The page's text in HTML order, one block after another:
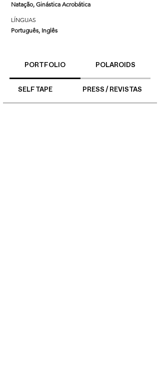
Natação, Ginástica Acrobática
LÍNGUAS
Português, Inglês
PORTFOLIO POLAROIDS
SELF TAPE PRESS / REVISTAS